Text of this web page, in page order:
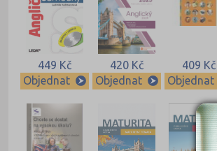
449 Kč
Objednat
420 Kč
Objednat
409 Kč
Objednat